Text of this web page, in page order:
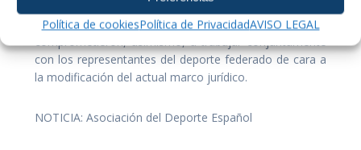
Política de cookiesPolítica de PrivacidadAVISO LEGAL
necesidad de hacer cambios en una ley del deporte
obsoleta que no se ajusta a la realidad social actual. Se
comprometieron, asimismo, a trabajar conjuntamente
con los representantes del deporte federado de cara a
la modificación del actual marco jurídico.
NOTICIA: Asociación del Deporte Español